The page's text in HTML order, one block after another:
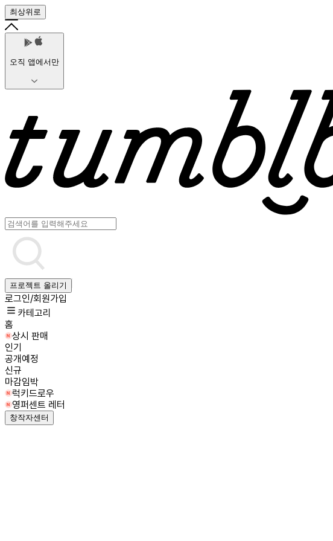
최상위로
오직 앱에서만
프로젝트 올리기
로그인/회원가입
카테고리
홈
상시 판매
인기
공개예정
신규
마감임박
럭키드로우
영퍼센트 레터
창작자센터